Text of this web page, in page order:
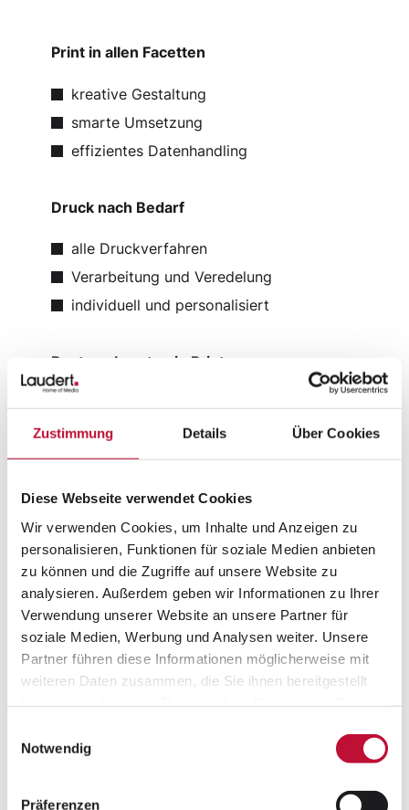
Zustimmung Details Über Cookies
Diese Webseite verwendet Cookies
Wir verwenden Cookies, um Inhalte und Anzeigen zu
personalisieren, Funktionen für soziale Medien anbieten
zu können und die Zugriffe auf unsere Website zu
analysieren. Außerdem geben wir Informationen zu Ihrer
Verwendung unserer Website an unsere Partner für
soziale Medien, Werbung und Analysen weiter. Unsere
Partner führen diese Informationen möglicherweise mit
weiteren Daten zusammen, die Sie ihnen bereitgestellt
Datenschutzerklärung
Notwendig
Präferenzen
Print in allen Facetten
kreative Gestaltung
smarte Umsetzung
effizientes Datenhandling
Druck nach Bedarf
alle Druckverfahren
Verarbeitung und Veredelung
individuell und personalisiert
Bestens beraten in Print
Strategische Integration im Marketingmix
ganzheitliche Betrachtung
kreative Begleitung
technisches Management